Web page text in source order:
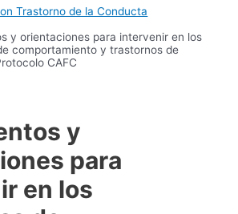
Trastorno de la Conducta
y orientaciones para intervenir en los
comportamiento y trastornos de
CAFC
y
para
en los